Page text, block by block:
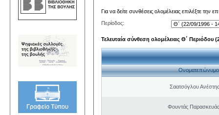
Για να δείτε συνθέσεις ολομέλειας επιλέξτε την
Περίοδος:
Τελευταία σύνθεση ολομέλειας Θ΄ Περιόδου
Ονοματεπώνυμο
Σαατσόγλου
Φουντάς